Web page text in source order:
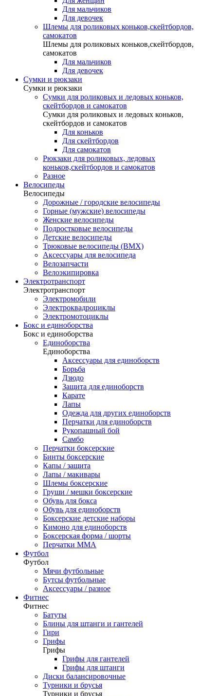
Для мальчиков
Для девочек
Шлемы для роликовых коньков,скейтбордов,
самокатов
Шлемы для роликовых коньков,скейтбордов,
самокатов
Для мальчиков
Для девочек
Сумки и рюкзаки
Сумки и рюкзаки
Сумки для роликовых и ледовых коньков,
скейтбордов и самокатов
Сумки для роликовых и ледовых коньков,
скейтбордов и самокатов
Для коньков
Для скейтбордов
Для самокатов
Рюкзаки для роликовых, ледовых
коньков,скейтбордов и самокатов
Разное
Велосипеды
Велосипеды
Дорожные / городские велосипеды
Горные (мужские) велосипеды
Женские велосипеды
Подростковые велосипеды
Детские велосипеды
Трюковые велосипеды (BMX)
Аксессуары для велосипеда
Велозапчасти
Велоэкипировка
Электротранспорт
Электротранспорт
Электромобили
Электроквадроциклы
Электромотоциклы
Бокс и единоборства
Бокс и единоборства
Единоборства
Единоборства
Аксессуары для единоборств
Борьба
Дзюдо
Защита для единоборств
Карате
Лапы
Одежда для других единоборств
Перчатки для единоборств
Рукопашный бой
Самбо
Перчатки боксерские
Бинты боксерские
Капы / защита
Лапы / макивары
Шлемы боксерские
Груши / мешки боксерские
Обувь для бокса
Обувь для единоборств
Боксерские детские наборы
Кимоно для единоборств
Боксерская форма / шорты
Перчатки ММА
Футбол
Футбол
Мячи футбольные
Бутсы футбольные
Аксессуары / разное
Фитнес
Фитнес
Батуты
Блины для штанги и гантелей
Гири
Грифы
Грифы
Грифы для гантелей
Грифы для штанги
Диски балансировочные
Турники и брусья
Турники и брусья